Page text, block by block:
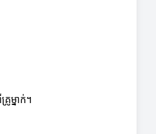
ម្នាក់។